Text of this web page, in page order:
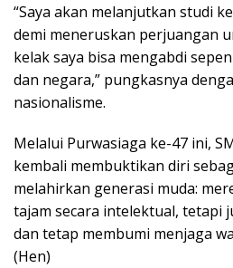
“Saya akan melanjutkan studi
demi meneruskan perjuangan
kelak saya bisa mengabdi
dan negara,” pungkasnya
nasionalisme.
Melalui Purwasiaga ke-47 ini,
kembali membuktikan diri
melahirkan generasi muda:
tajam secara intelektual, tetapi
dan tetap membumi menjaga
(Hen)